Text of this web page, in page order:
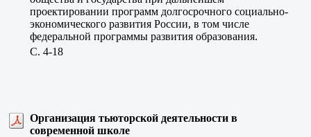
проектировании программ долгосрочного социально-
экономического развития России, в том числе
федеральной программы развития образования.
C. 4-18
Организация тьюторской деятельности в
современной школе